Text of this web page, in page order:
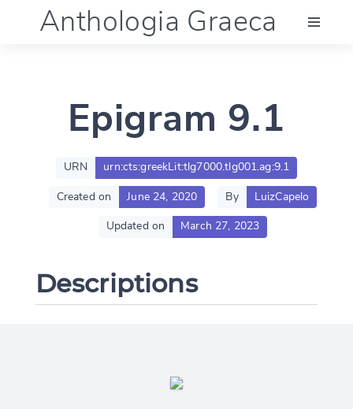
Anthologia Graeca
Language (en)
Documentation
Epigram 9.1
URN urn:cts:greekLit:tlg7000.tlg001.ag:9.1
Created on June 24, 2020 By LuizCapelo
Updated on March 27, 2023
Descriptions